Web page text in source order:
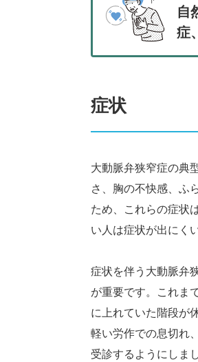
自
症
症状
大動脈弁狭窄症の典
さ、胸の不快感、ふ
ため、これらの症状
い人は症状が出にく
症状を伴う大動脈弁
が重要です。これま
に上れていた階段が
軽い労作での息切れ
受診するようにしま